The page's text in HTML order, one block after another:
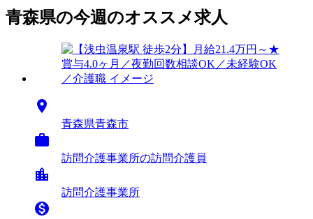
青森県の今週のオススメ求人

青森県青森市

訪問介護事業所の訪問介護員
location_city
訪問介護事業所
